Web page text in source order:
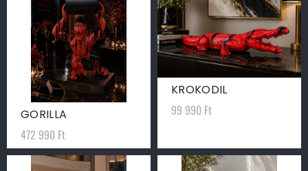
GORILLA
472 990 Ft
KROKODIL
99 990 Ft